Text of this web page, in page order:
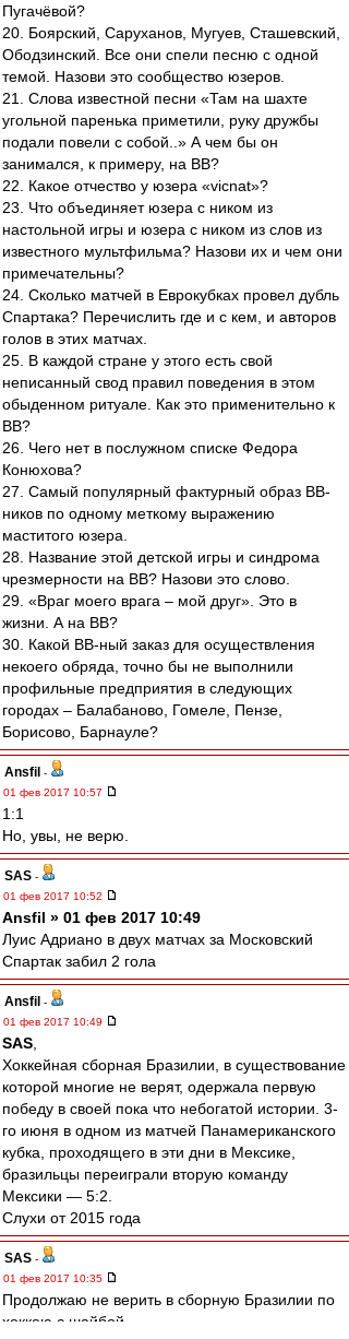
Пугачёвой?
20. Боярский, Саруханов, Мугуев, Сташевский,
Ободзинский. Все они спели песню с одной
темой. Назови это сообщество юзеров.
21. Слова известной песни «Там на шахте
угольной паренька приметили, руку дружбы
подали повели с собой..» А чем бы он
занимался, к примеру, на ВВ?
22. Какое отчество у юзера «vicnat»?
23. Что объединяет юзера с ником из
настольной игры и юзера с ником из слов из
известного мультфильма? Назови их и чем они
примечательны?
24. Сколько матчей в Еврокубках провел дубль
Спартака? Перечислить где и с кем, и авторов
голов в этих матчах.
25. В каждой стране у этого есть свой
неписанный свод правил поведения в этом
обыденном ритуале. Как это применительно к
ВВ?
26. Чего нет в послужном списке Федора
Конюхова?
27. Самый популярный фактурный образ ВВ-
ников по одному меткому выражению
маститого юзера.
28. Название этой детской игры и синдрома
чрезмерности на ВВ? Назови это слово.
29. «Враг моего врага – мой друг». Это в
жизни. А на ВВ?
30. Какой ВВ-ный заказ для осуществления
некоего обряда, точно бы не выполнили
профильные предприятия в следующих
городах – Балабаново, Гомеле, Пензе,
Борисово, Барнауле?
Ansfil -
01 фев 2017 10:57
1:1
Но, увы, не верю.
SAS -
01 фев 2017 10:52
Ansfil » 01 фев 2017 10:49
Луис Адриано в двух матчах за Московский
Спартак забил 2 гола
Ansfil -
01 фев 2017 10:49
SAS
Хоккейная сборная Бразилии, в существование
которой многие не верят, одержала первую
победу в своей пока что небогатой истории. 3-
го июня в одном из матчей Панамериканского
кубка, проходящего в эти дни в Мексике,
бразильцы переиграли вторую команду
Мексики — 5:2.
Слухи от 2015 года
SAS -
01 фев 2017 10:35
Продолжаю не верить в сборную Бразилии по
хоккею с шайбой